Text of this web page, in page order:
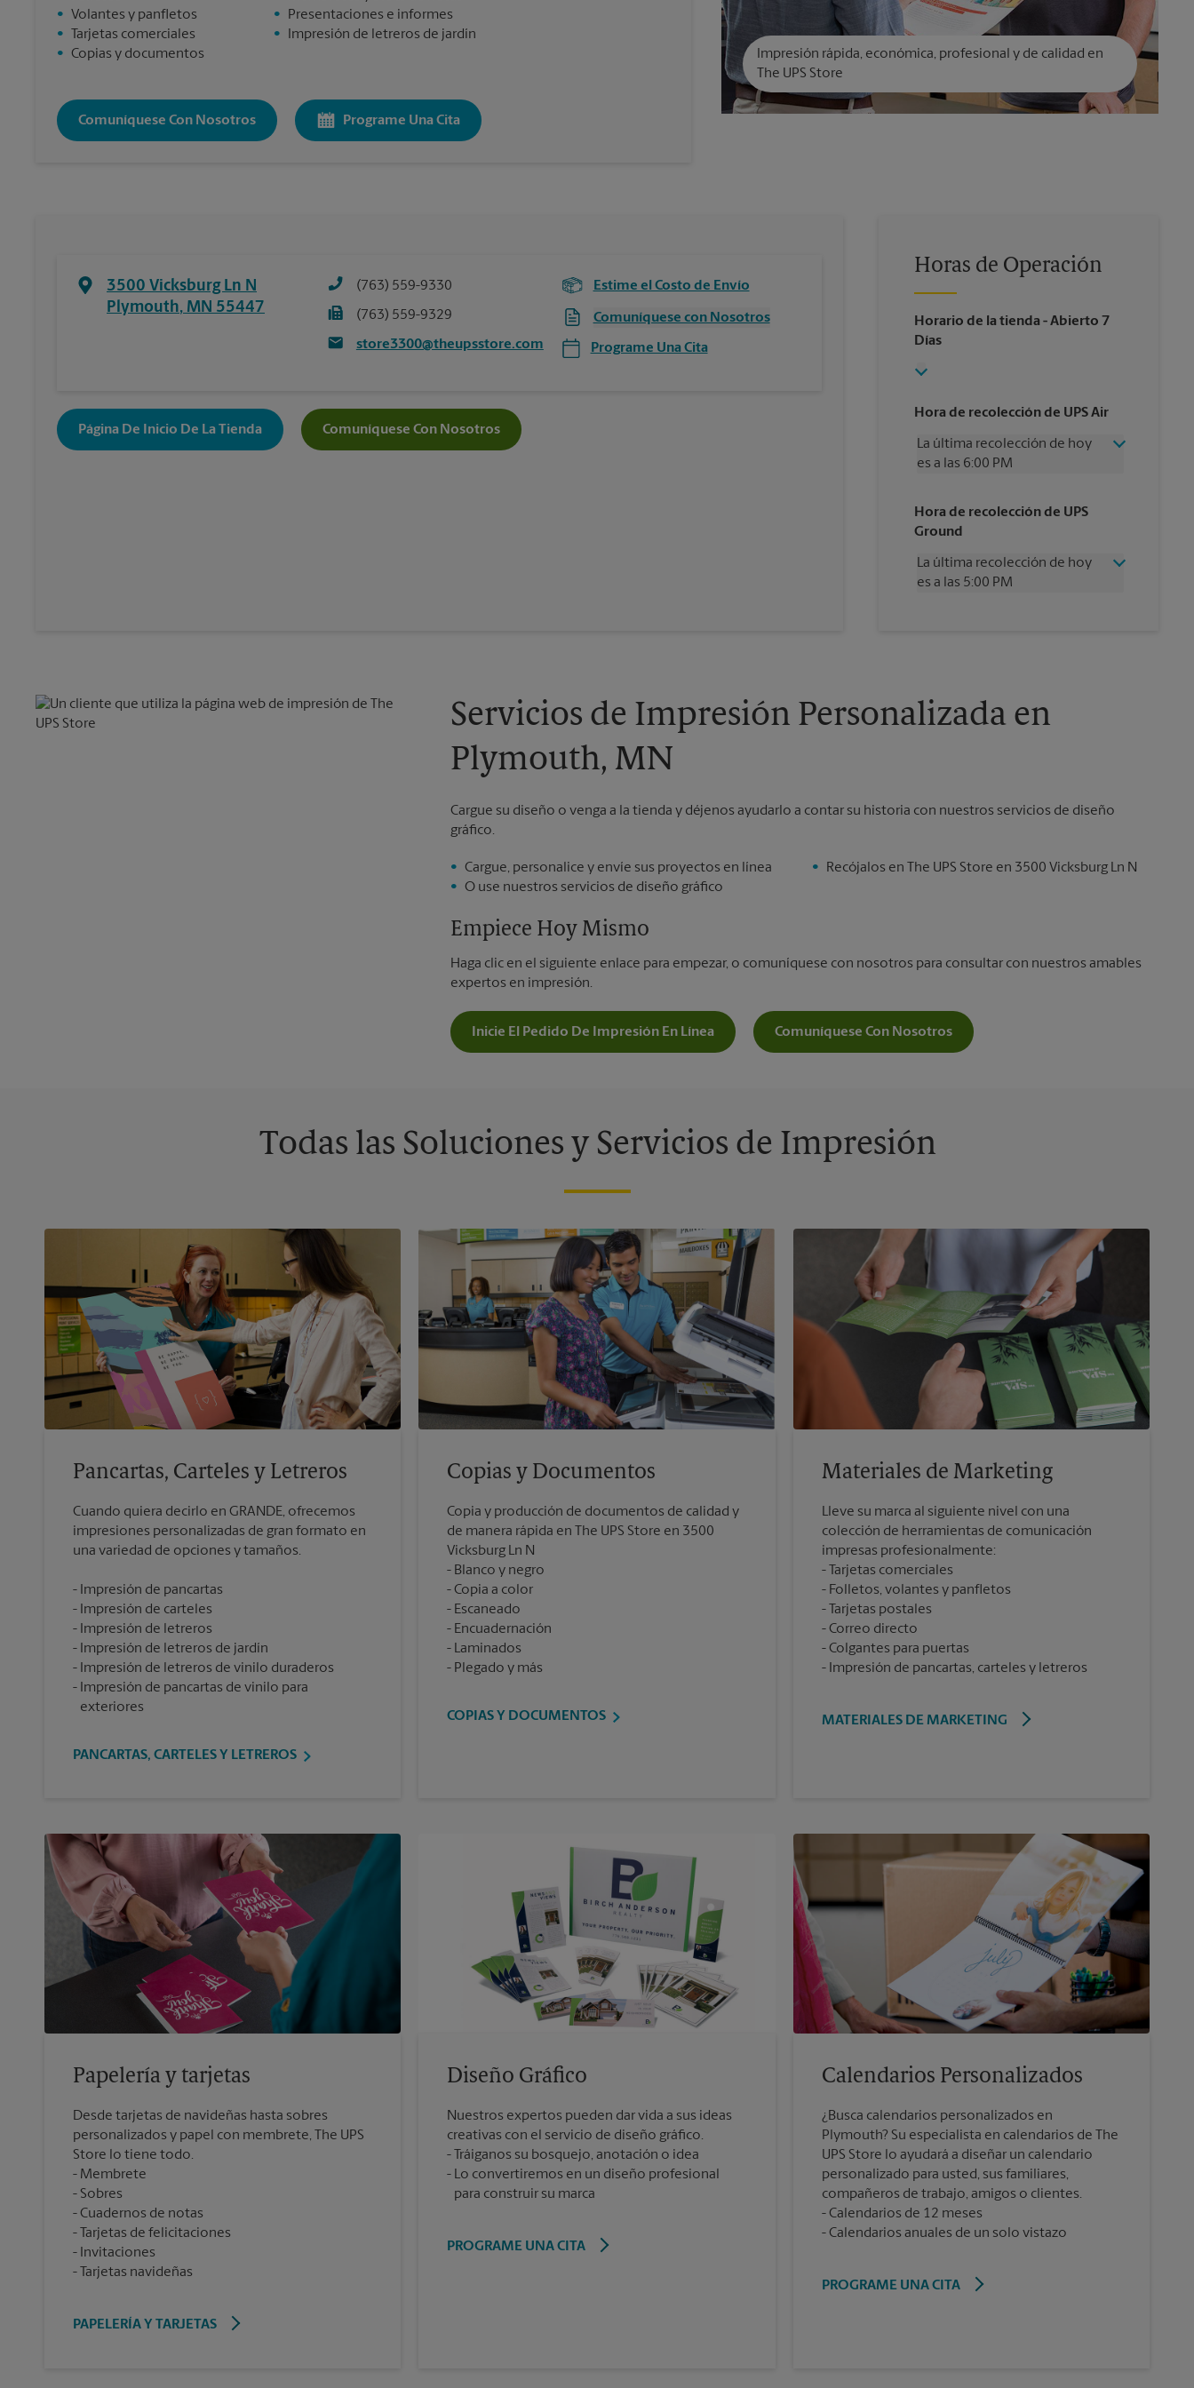
•
Volantes y panfletos
•
Tarjetas comerciales
• Copias y documentos
•
Presentaciones e informes
•
Impresión de letreros de jardín
Comuníquese Con Nosotros Programe Una Cita
Impresión rápida, económica, profesional y de calidad en
The UPS Store
3500 Vicksburg Ln N
Plymouth, MN 55447
(763) 559-9330
(763) 559-9329
store3300@theupsstore.com
Estime el Costo de Envío
Comuníquese con Nosotros
Programe Una Cita
Página De Inicio De La Tienda Comuníquese Con Nosotros
Horas de Operación
Horario de la tienda - Abierto 7
Días
Hora de recolección de UPS Air
La última recolección de hoy
es a las 6:00 PM
Jueves
6:00 PM
Viernes
Sábado
2:30 PM
Domingo
Sin Recolección
Hora de recolección de UPS
Ground
La última recolección de hoy
es a las 5:00 PM
Domingo
Lunes
5:00 PM
Servicios de Impresión Personalizada en
Plymouth, MN
Cargue su diseño o venga a la tienda y déjenos ayudarlo a contar su historia con nuestros servicios de diseño
gráfico.
Cargue, personalice y envíe sus proyectos en línea
O use nuestros servicios de diseño gráfico
Recójalos en The UPS Store en 3500 Vicksburg Ln N
Empiece Hoy Mismo
Haga clic en el siguiente enlace para empezar, o comuníquese con nosotros para consultar con nuestros amables
expertos en impresión.
Inicie El Pedido De Impresión En Línea Comuníquese Con Nosotros
Todas las Soluciones y Servicios de Impresión
Pancartas, Carteles y Letreros
Cuando quiera decirlo en GRANDE, ofrecemos
impresiones personalizadas de gran formato en
Impresión de pancartas
Impresión de carteles
Impresión de letreros
Impresión de letreros de jardín
Impresión de letreros de vinilo duraderos
Impresión de pancartas de vinilo para
exteriores
PANCARTAS, CARTELES Y LETREROS
Copias y Documentos
Copia y producción de documentos de calidad y
de manera rápida en The UPS Store en 3500
Vicksburg Ln N
Blanco y negro
Copia a color
Escaneado
Encuadernación
Laminados
Plegado y más
COPIAS Y DOCUMENTOS
Materiales de Marketing
Lleve su marca al siguiente nivel con una
colección de herramientas de comunicación
impresas profesionalmente:
Tarjetas comerciales
Folletos, volantes y panfletos
Tarjetas postales
Correo directo
Colgantes para puertas
Impresión de pancartas, carteles y letreros
MATERIALES DE MARKETING
Papelería y tarjetas
Desde tarjetas de navideñas hasta sobres
personalizados y papel con membrete, The UPS
Store lo tiene todo.
Membrete
Sobres
Cuadernos de notas
Tarjetas de felicitaciones
Invitaciones
Tarjetas navideñas
PAPELERÍA Y TARJETAS
Diseño Gráfico
Nuestros expertos pueden dar vida a sus ideas
creativas con el servicio de diseño gráfico.
Tráiganos su bosquejo, anotación o idea
Lo convertiremos en un diseño profesional
para construir su marca
PROGRAME UNA CITA
Calendarios Personalizados
¿Busca calendarios personalizados en
Plymouth? Su especialista en calendarios de The
UPS Store lo ayudará a diseñar un calendario
personalizado para usted, sus familiares,
compañeros de trabajo, amigos o clientes.
Calendarios de 12 meses
Calendarios anuales de un solo vistazo
PROGRAME UNA CITA